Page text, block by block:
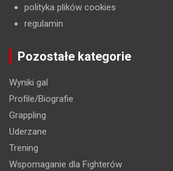
polityka plików cookies
regulamin
Pozostałe kategorie
Wyniki gal
Profile/Biografie
Grappling
Uderzane
Trening
Wspomaganie dla Fighterów